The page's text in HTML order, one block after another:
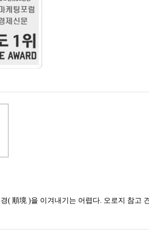
( 順境 )을 이겨내기는 어렵다. 오로지 참고